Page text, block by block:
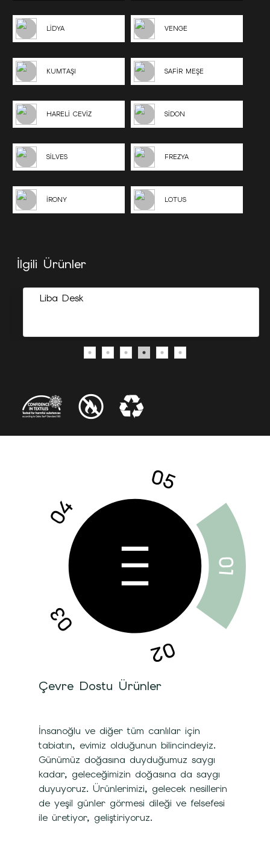
LİDYA VENGE
KUMTAŞI SAFİR MEŞE
HARELİ CEVİZ SİDON
SİLVES FREZYA
İRONY LOTUS
İlgili Ürünler
Liba Desk
Çevre Dostu Ürünler
İnsanoğlu ve diğer tüm canlılar için
tabiatın, evimiz olduğunun bilincindeyiz.
Günümüz doğasına duyduğumuz saygı
kadar, geleceğimizin doğasına da saygı
duyuyoruz. Ürünlerimizi, gelecek nesillerin
de yeşil günler görmesi dileği ve felsefesi
ile üretiyor, geliştiriyoruz.